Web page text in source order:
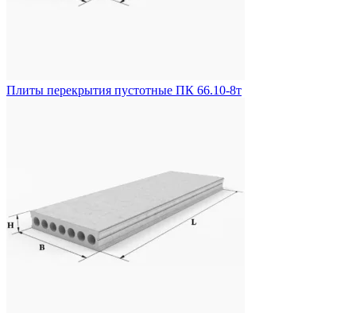
Плиты перекрытия пустотные ПК 66.10-8т